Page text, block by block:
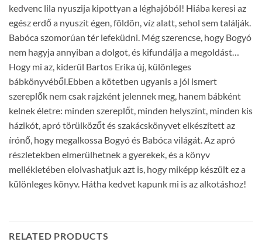
kedvenc lila nyuszija kipottyan a léghajóból! Hiába keresi az
egész erdő a nyuszit égen, földön, víz alatt, sehol sem találják.
Babóca szomorúan tér lefeküdni. Még szerencse, hogy Bogyó
nem hagyja annyiban a dolgot, és kifundálja a megoldást…
Hogy mi az, kiderül Bartos Erika új, különleges
bábkönyvéből.Ebben a kötetben ugyanis a jól ismert
szereplők nem csak rajzként jelennek meg, hanem bábként
kelnek életre: minden szereplőt, minden helyszínt, minden kis
házikót, apró törülközőt és szakácskönyvet elkészített az
írónő, hogy megalkossa Bogyó és Babóca világát. Az apró
részletekben elmerülhetnek a gyerekek, és a könyv
mellékletében elolvashatjuk azt is, hogy miképp készült ez a
különleges könyv. Hátha kedvet kapunk mi is az alkotáshoz!
RELATED PRODUCTS